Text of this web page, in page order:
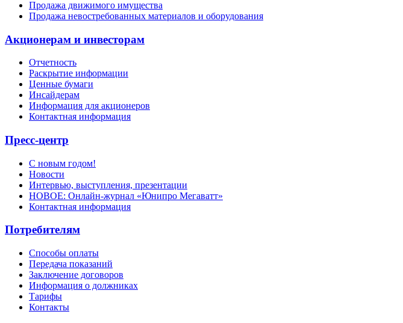
Продажа движимого имущества
Продажа невостребованных материалов и оборудования
Акционерам и инвесторам
Отчетность
Раскрытие информации
Ценные бумаги
Инсайдерам
Информация для акционеров
Контактная информация
Пресс-центр
С новым годом!
Новости
Интервью, выступления, презентации
НОВОЕ: Онлайн-журнал «Юнипро Мегаватт»
Контактная информация
Потребителям
Способы оплаты
Передача показаний
Заключение договоров
Информация о должниках
Тарифы
Контакты